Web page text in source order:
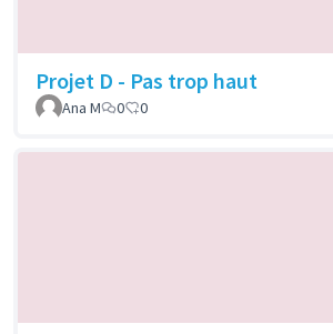
Projet D - Pas trop haut
Ana M 0 0